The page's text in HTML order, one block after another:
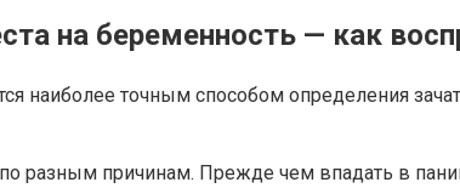
на беременность — как
наиболее точным способом определения
разным причинам. Прежде чем впадать в